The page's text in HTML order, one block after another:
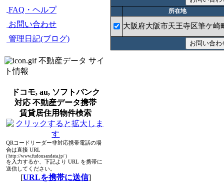
FAQ・ヘルプ
お問い合わせ
管理日記(ブログ)
不動産データ サイ
ト情報
ドコモ, au, ソフトバンク
対応 不動産データ携帯
賃貸居住用物件検索
QRコードリーダー非対応携帯電話の場
合は直接 URL
( http://www.fudousandata.jp/ )
を入力するか、下記より URL を携帯に
送信してください。
[URLを携帯に送信]
所在地
大阪府大阪市天王寺区筆ケ崎